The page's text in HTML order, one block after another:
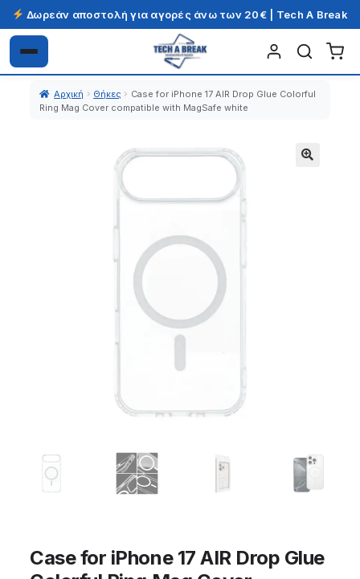
Δωρεάν αποστολή για αγορές άνω των 20€ | Tech A Break
Απευθείας
μετάβαση
πλοήγηση
Μετάβαση
σε
περιεχόμενο
Αρχική Θήκες
Case for iPhone 17 AIR Drop Glue Colorful
Ring Mag Cover compatible with MagSafe white
Case for iPhone 17 AIR Drop Glue